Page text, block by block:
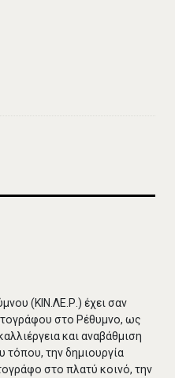
(ΚΙΝ.ΛΕ.Ρ.) έχει σαν
στο Ρέθυμνο, ως
και αναβάθμιση
τόπου, την δημιουργία
στο πλατύ κοινό, την